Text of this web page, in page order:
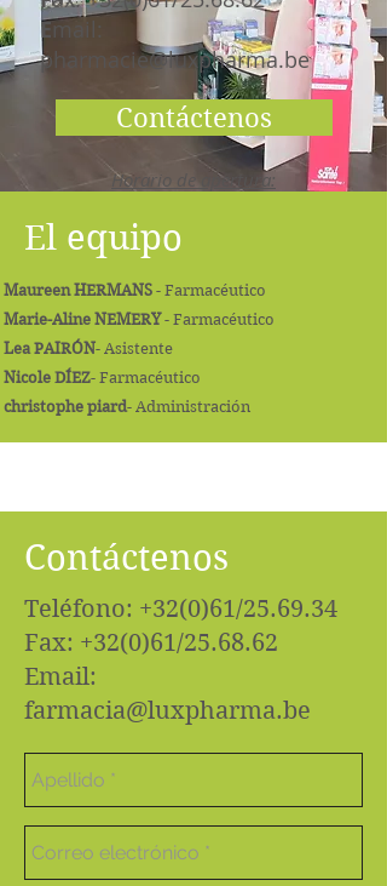
Email:
pharmacie@luxpharma.be
Contáctenos
Horario de apertura:
Sábado de 9 a 12 hs.
El equipo
Maureen HERMANS - Farmacéutico
Marie-Aline NEMERY- Farmacéutico
Lea PAIRÓN- Asistente
Nicole DÍEZ- Farmacéutico
christophe piard- Administración
Contáctenos
Teléfono: +32(0)61/25.69.34
Fax: +32(0)61/25.68.62
Email:
farmacia@luxpharma.be